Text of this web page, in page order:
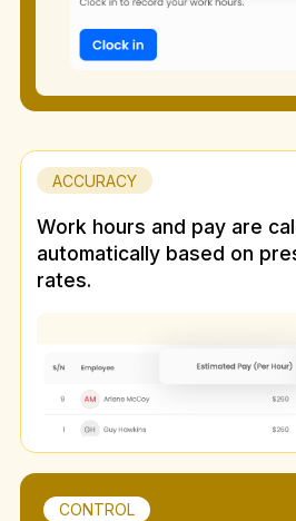
ACCURACY
Work hours and pay are
automatically based on
rates.
CONTROL